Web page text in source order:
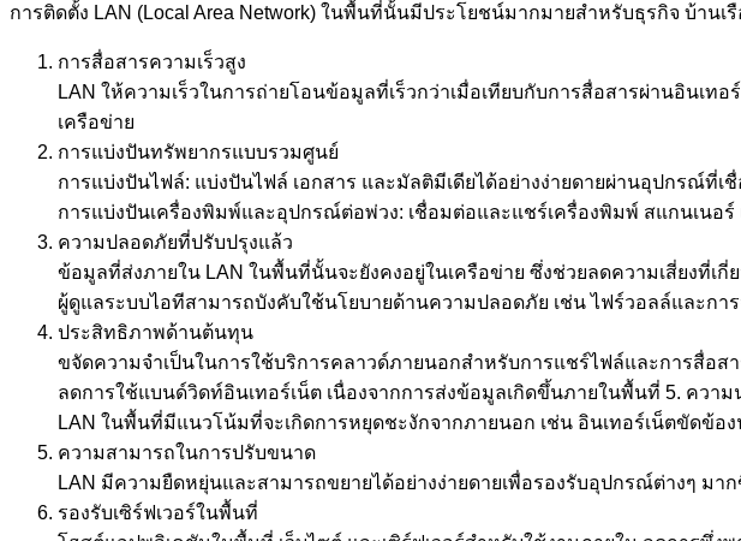
การติดตั้ง LAN (Local Area Network) ในพื้นที่นั้นมีประโยชน์มากมายสำหรับธุรกิจ บ้าน
การสื่อสารความเร็วสูง
LAN ให้ความเร็วในการถ่ายโอนข้อมูลที่เร็วกว่าเมื่อเทียบกับการสื่อสารผ่านอินเ
เครือข่าย
การแบ่งปันทรัพยากรแบบรวมศูนย์
การแบ่งปันไฟล์: แบ่งปันไฟล์ เอกสาร และมัลติมีเดียได้อย่างง่ายดายผ่านอุปกรณ์ที่
การแบ่งปันเครื่องพิมพ์และอุปกรณ์ต่อพ่วง: เชื่อมต่อและแชร์เครื่องพิมพ์ สแกนเน
ความปลอดภัยที่ปรับปรุงแล้ว
ข้อมูลที่ส่งภายใน LAN ในพื้นที่นั้นจะยังคงอยู่ในเครือข่าย ซึ่งช่วยลดความเสี่ยงที่เ
ผู้ดูแลระบบไอทีสามารถบังคับใช้นโยบายด้านความปลอดภัย เช่น ไฟร์วอลล์และกา
ประสิทธิภาพด้านต้นทุน
ขจัดความจำเป็นในการใช้บริการคลาวด์ภายนอกสำหรับการแชร์ไฟล์และการสื่อส
ลดการใช้แบนด์วิดท์อินเทอร์เน็ต เนื่องจากการส่งข้อมูลเกิดขึ้นภายในพื้นที่ 5. ความ
LAN ในพื้นที่มีแนวโน้มที่จะเกิดการหยุดชะงักจากภายนอก เช่น อินเทอร์เน็ตขัดข้
ความสามารถในการปรับขนาด
LAN มีความยืดหยุ่นและสามารถขยายได้อย่างง่ายดายเพื่อรองรับอุปกรณ์ต่างๆ มา
รองรับเซิร์ฟเวอร์ในพื้นที่